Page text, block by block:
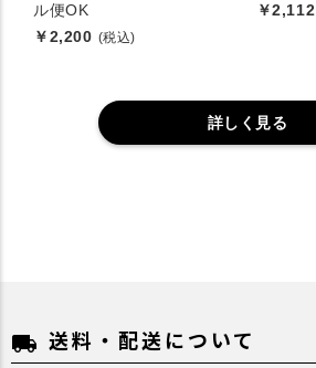
ル便OK
￥2,200 (税込)
￥2,112
詳しく見る
local_shipping 送料・配送について